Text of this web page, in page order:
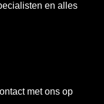
met ons op
en alles